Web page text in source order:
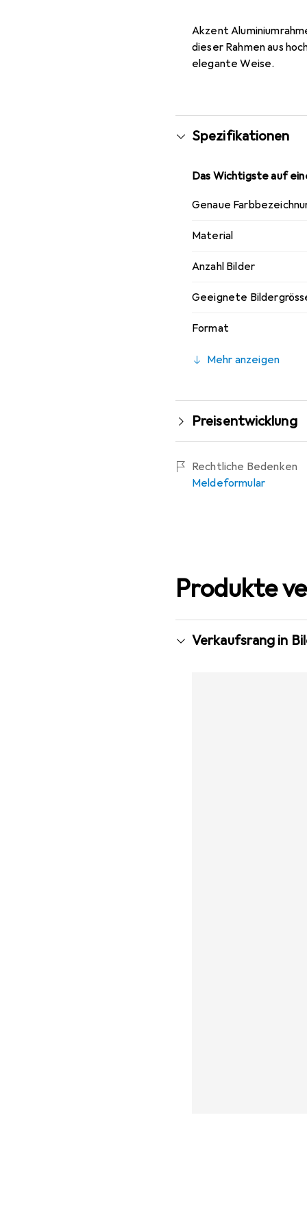
Akzent
dieser Rahmen aus
elegante Weise.
Spezifikationen
Das Wichtigste auf
Genaue
Material
Anzahl Bilder
Geeignete
Format
Mehr anzeigen
Preisentwicklung
Rechtliche Bedenken
Meldeformular
Produkte
Verkaufsrang in